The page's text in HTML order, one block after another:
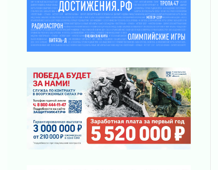
За сутки в Ленинградской области
ликвидировали 10 пожаров
03 августа 2026
Клюква наливается, но в корзинку пока не
просится
Строительные компании Ленобласти
подняли зарплаты почти на 40% за год
03 августа 2026
Шесть новых жизней в честь дня рождения
Ленинградской области
03 августа 2026
Уроки безопасности для детей и взрослых